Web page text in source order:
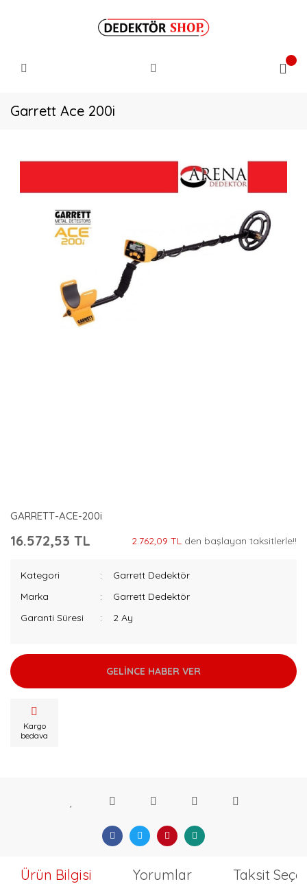
Garrett Ace 200i
GARRETT-ACE-200i
16.572,53 TL 2.762,09 TL den başlayan taksitlerle!!
Kategori
Garrett Dedektör
Marka
Garrett Dedektör
Garanti Süresi
2 Ay
GELİNCE HABER VER
Kargo
bedava
Ürün Bilgisi Yorumlar Taksit